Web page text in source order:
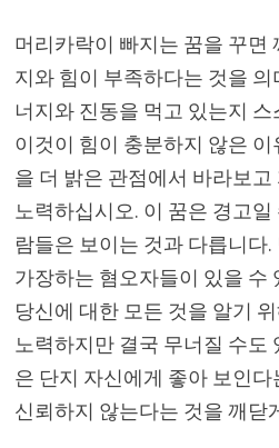
머리카락이 빠지는 꿈을 꾸면
지와 힘이 부족하다는 것을
너지와 진동을 먹고 있는지
이것이 힘이 충분하지 않은
을 더 밝은 관점에서 바라보
노력하십시오. 이 꿈은 경고
람들은 보이는 것과 다릅니다
가장하는 혐오자들이 있을 수
당신에 대한 모든 것을 알기
노력하지만 결국 무너질 수도
은 단지 자신에게 좋아 보인
신뢰하지 않는다는 것을 깨닫